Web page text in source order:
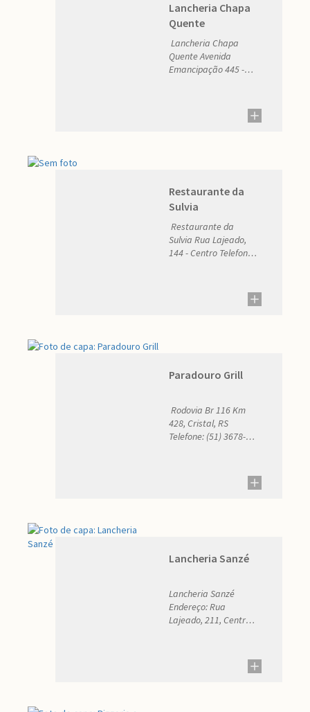
Lancheria Chapa
Quente
Lancheria Chapa
Quente Avenida
Emancipação 445 -
015151997914626@gmail.com.br
Restaurante da
Sulvia
Restaurante da
Sulvia Rua Lajeado,
144 - Centro Telefone:
Paradouro Grill
Rodovia Br 116 Km
428, Cristal, RS
Telefone: (51) 3678-
Lancheria Sanzé
Lancheria Sanzé
Endereço: Rua
Lajeado, 211, Centro
sandrapires25@yahoo.com.br